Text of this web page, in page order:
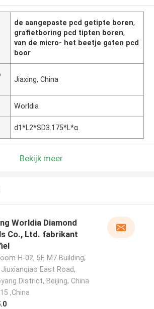
de aangepaste pcd getipte boren,
grafietboring pcd tipten boren,
van de micro- het beetje gaten pcd
boor
Jiaxing, China
Worldia
d1*L2*SD3.175*L*α
Bekijk meer
Worldia Diamond
Co., Ltd. fabrikant
H-02, 5F, M7 Building,
Jiuxianqiao East Road,
District, Beijing, China
,China